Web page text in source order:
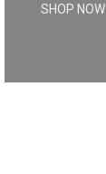
SHOP NOW